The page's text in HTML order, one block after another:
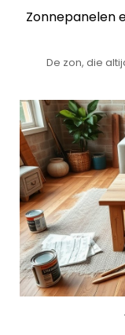
Zonnepanelen
De zon, die